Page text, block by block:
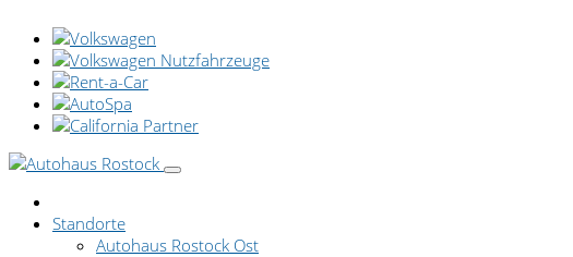
Standorte
Autohaus Rostock Ost